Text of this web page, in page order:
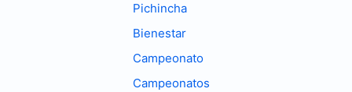
Pichincha
Bienestar
Campeonato
Campeonatos